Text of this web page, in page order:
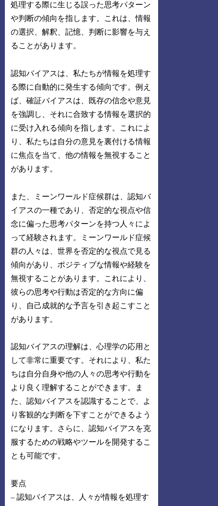
処理する際に生じる誤った思考パターン
や判断の傾向を指します。これは、情報
の選択、解釈、記憶、判断に影響を与え
ることがあります。
認知バイアスは、私たちが情報を処理す
る際に自動的に発生する傾向です。例え
ば、確証バイアスは、既存の信念や意見
を強調し、それに合致する情報を選択的
に受け入れる傾向を指します。これによ
り、私たちは自分の意見を裏付ける情報
に焦点を当て、他の情報を無視すること
があります。
また、ミーンワールド症候群は、認知バ
イアスの一種であり、否定的な視点や信
念に偏った思考パターンを持つ人々によ
って経験されます。ミーンワールド症候
群の人々は、世界を否定的な視点で見る
傾向があり、ポジティブな情報や経験を
無視することがあります。これにより、
彼らの思考や行動は否定的な方向に偏
り、自己成就的な予言を引き起こすこと
があります。
認知バイアスの理解は、心理学の応用と
して非常に重要です。それにより、私た
ちは自分自身や他の人々の思考や行動を
より良く理解することができます。ま
た、認知バイアスを認識することで、よ
り客観的な判断を下すことができるよう
になります。さらに、認知バイアスを克
服するための戦略やツールを開発するこ
とも可能です。
要点
– 認知バイアスは、人々が情報を処理す